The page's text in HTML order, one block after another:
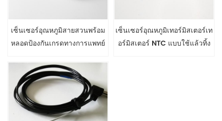
เซ็นเซอร์อุณหภูมิสายสวนพร้อม
หลอดป้องกันเกรดทางการแพทย์
เซ็นเซอร์อุณหภูมิเทอร์มิสเตอร์เท
อร์มิสเตอร์ NTC แบบใช้แล้วทิ้ง